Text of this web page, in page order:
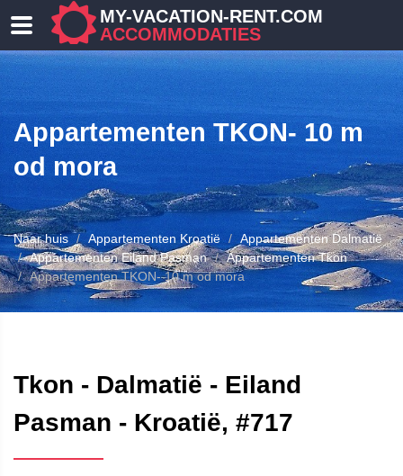
MY-VACATION-RENT.COM
ACCOMMODATIES
Appartementen TKON- 10 m
od mora
Naar huis Appartementen Kroatië
Appartementen Dalmatië
Appartementen Eiland Pasman
Appartementen Tkon
Appartementen TKON- 10 m od mora
Tkon - Dalmatië - Eiland
Pasman - Kroatië, #717